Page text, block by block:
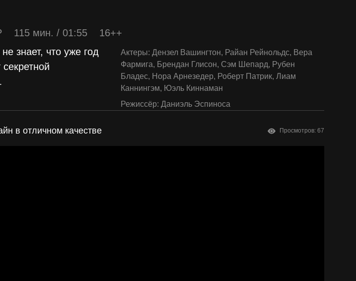
115 мин. / 01:55
16++
знает, что уже год
Актеры: Дензел Вашингтон, Райан Рейнольдс, Вера
Фармига, Брендан Глисон, Сэм Шепард, Рубен
Бладес, Нора Арнезедер, Роберт Патрик, Лиам
Каннингэм, Юэль Киннаман
Режиссёр: Даниэль Эспиноса
в отличном качестве Просмотров: 67